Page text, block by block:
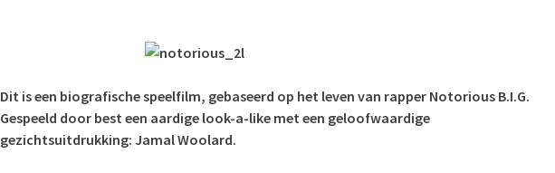
Dit is een biografische speelfilm, gebaseerd op het leven van rapper Notorious B.I.G.
Gespeeld door best een aardige look-a-like met een geloofwaardige
gezichtsuitdrukking: Jamal Woolard.